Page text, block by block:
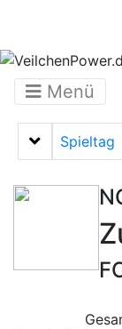
Menü
Menü
Spieltag